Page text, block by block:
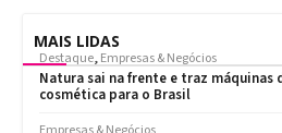
MAIS LIDAS